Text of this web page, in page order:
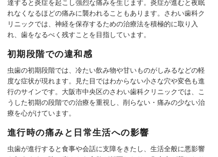
達すると炎症を起こし強烈な痛みを生じます。炎症が進むと夜眠
れなくなるほどの痛みに襲われることもあります。さわい歯科ク
リニックでは、神経を保存するための治療法を積極的に取り入
れ、歯をなるべく残すことを目指しています。
初期段階での違和感
虫歯の初期段階では、冷たい飲み物や甘いものがしみるなどの軽
度な症状が現れます。見た目ではわからない小さな穴や変色も進
行のサインです。大阪市中央区のさわい歯科クリニックでは、こ
うした初期の段階での治療を重視し、削らない・痛みの少ない治
療を心がけています。
進行時の痛みと日常生活への影響
虫歯が進行すると食事や会話に支障をきたし、生活全般に悪影響